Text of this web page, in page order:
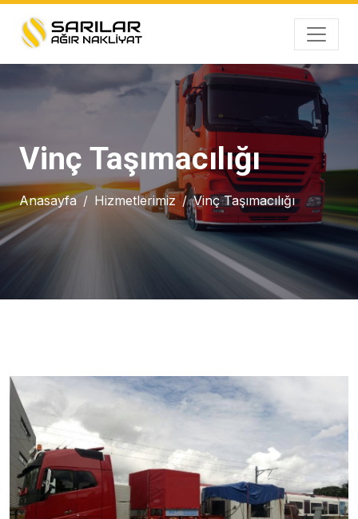
Vinç Taşımacılığı
Anasayfa Hizmetlerimiz Vinç Taşımacılığı